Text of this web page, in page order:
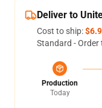
Deliver to
Cost to ship:
Standard -
Production
Today